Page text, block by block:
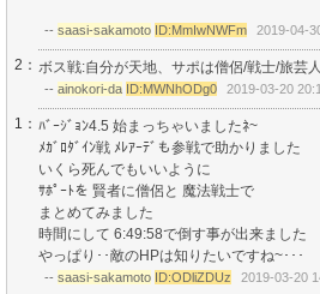
-- saasi-sakamoto ID:MmIwNWFm 2019-04-
2： ボス戦:自分が天地、サポは僧侶/戦士/旅芸
-- ainokori-da ID:MWNhODg0 2019-03-20
1： ﾊﾞｰｼﾞｮﾝ4.5 始まっちゃいましたﾈ~
ﾒｶﾞﾛﾀﾞｲﾝ戦 ﾒﾚｱｰﾃﾞも参戦で助かりました
いくら死んでもいいように
ｻﾎﾟｰﾄを 賢者に僧侶と 魔法戦士で
まとめてみました
時間にして 6:49:58で倒す事が出来ました
やっぱり･･敵のHPは知りたいですね~･･･
-- saasi-sakamoto ID:ODliZDUz 2019-03-20